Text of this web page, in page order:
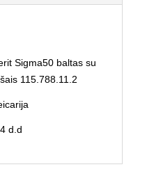
Sigma50 baltas su
115.788.11.2
d.d